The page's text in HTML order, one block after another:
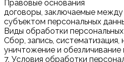
Правовые основания
договоры, заключаемые
субъектом персональных
Виды обработки
Сбор, запись, систематизация,
уничтожение и
7. Условия обработки